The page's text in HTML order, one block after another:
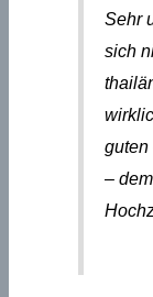
Sehr
sich
guten
–